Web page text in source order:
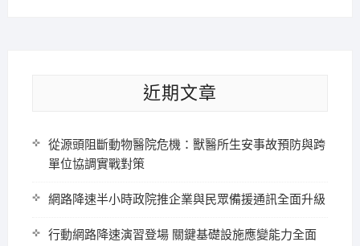
近期文章
從源頭阻斷動物醫院危機：獸醫所生安事故預防與跨
單位協調實戰對策
網路降速半小時政院推企業與民眾備援通訊全面升級
行動網路降速演習登場 關鍵基礎設施應變能力全面